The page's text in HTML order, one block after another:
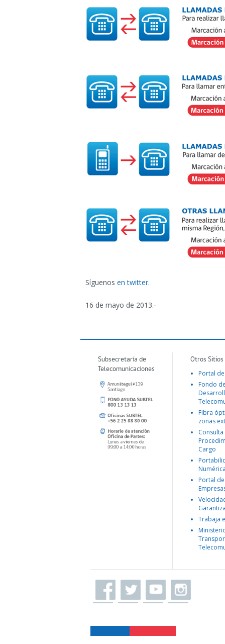
Síguenos en twitter.
16 de mayo de 2013.-
Subsecretaría de
Telecomunicaciones
Otros
Portal
Fondo
Fibra
zonas
Consulta
Cargo
Portal
Trabaja